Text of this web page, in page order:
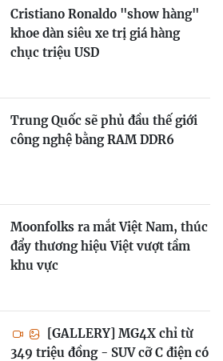
Cristiano Ronaldo "show hàng"
khoe dàn siêu xe trị giá hàng
chục triệu USD
Trung Quốc sẽ phủ đầu thế giới
công nghệ bằng RAM DDR6
Moonfolks ra mắt Việt Nam, thúc
đẩy thương hiệu Việt vượt tầm
khu vực
[GALLERY] MG4X chỉ từ
349 triệu đồng - SUV cỡ C điện có